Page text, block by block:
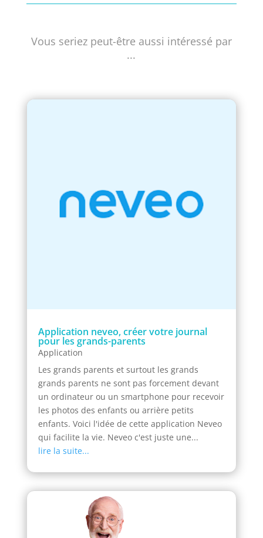
Vous seriez peut-être aussi intéressé par
...
Application neveo, créer votre journal
pour les grands-parents
Application
Les grands parents et surtout les grands
grands parents ne sont pas forcement devant
un ordinateur ou un smartphone pour recevoir
les photos des enfants ou arrière petits
enfants. Voici l'idée de cette application Neveo
qui facilite la vie. Neveo c'est juste une...
lire la suite...